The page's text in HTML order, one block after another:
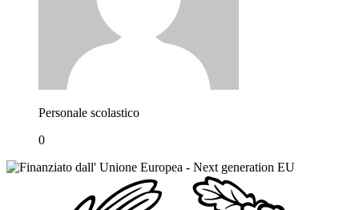
Personale scolastico
0